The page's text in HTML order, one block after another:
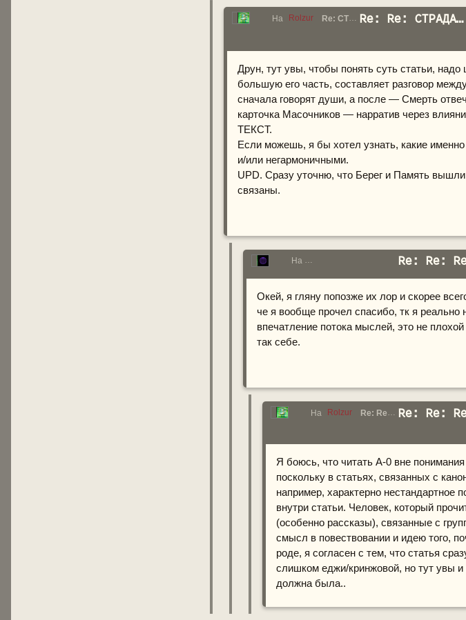
На Rolzur Re: СТРАДАНИЯ А-0 — «П?МЯ??» Re: Re: СТРАДАНИЯ А-0 — «П?МЯ??»
Друн, тут увы, чтобы понять суть статьи,
большую его часть, составляет разговор
сначала говорят души, а после — Смерть
карточка Масочников — нарратив через
ТЕКСТ.
Если можешь, я бы хотел узнать, какие
и/или негармоничными.
UPD. Сразу уточню, что Берег и Память
связаны.
На Shadow_Ambassador Re: Re:
Окей, я гляну попозже их лор и скорее
че я вообще прочел спасибо, тк я реально
впечатление потока мыслей, это не
так себе.
На Rolzur Re: Re: Re: СТРАДАНИЯ А-0 — «П?МЯ??»
Я боюсь, что читать А-0 вне
поскольку в статьях, связанных с
например, характерно нестандартное
внутри статьи. Человек, который
(особенно рассказы), связанные с
смысл в повествовании и идею того,
роде, я согласен с тем, что статья
слишком еджи/кринжовой, но тут увы
должна была..